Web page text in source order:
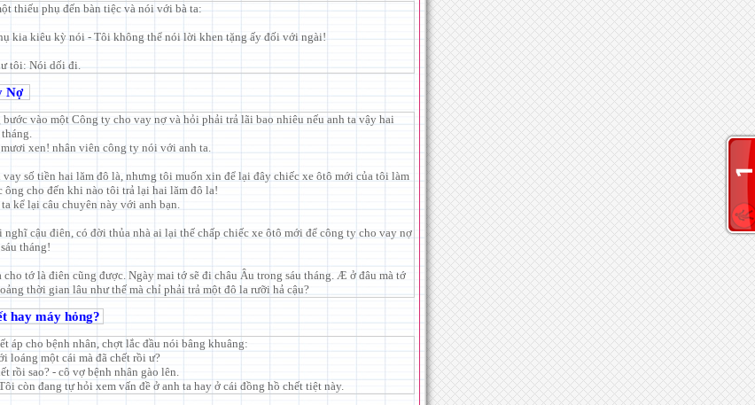
thiếu phụ đến bàn tiệc và nói với bà ta:
kia kiêu kỳ nói - Tôi không thể nói lời khen tặng ấy đối với ngài!
tôi: Nói dối đi.
Nợ
vào một Công ty cho vay nợ và hỏi phải trả lãi bao nhiêu nếu anh ta vậy hai
xen! nhân viên công ty nói với anh ta.
số tiền hai lăm đô là, nhưng tôi muốn xin để lại đây chiếc xe ôtô mới của tôi làm
ông cho đến khi nào tôi trả lại hai lăm đô la!
kể lại câu chuyên này với anh bạn.
nghĩ cậu điên, có đời thủa nhà ai lại thế chấp chiếc xe ôtô mới để công ty cho vay nợ
tháng!
tớ là điên cũng được. Ngày mai tớ sẽ đi châu Âu trong sáu tháng. Æ ở đâu mà tớ
thời gian lâu như thế mà chỉ phải trả một đô la rưỡi hả cậu?
hay máy hỏng?
áp cho bệnh nhân, chợt lắc đầu nói bâng khuâng:
loáng một cái mà đã chết rồi ư?
rồi sao? - cô vợ bệnh nhân gào lên.
còn đang tự hỏi xem vấn đề ở anh ta hay ở cái đồng hồ chết tiệt này.